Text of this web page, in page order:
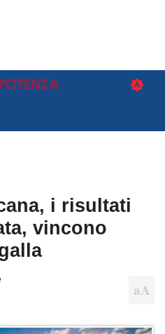
i risultati
vincono